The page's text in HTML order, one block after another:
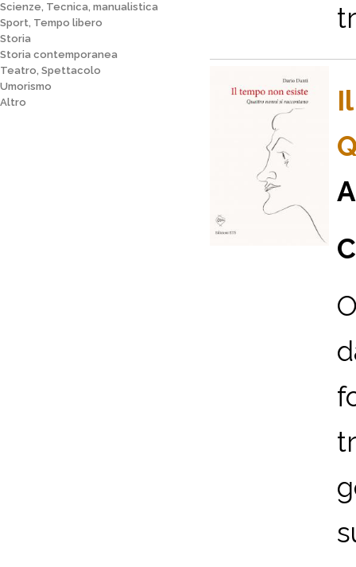
Scienze, Tecnica, manualistica
Sport, Tempo libero
Storia
Storia contemporanea
Teatro, Spettacolo
Umorismo
Altro